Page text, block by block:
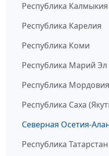
Республика Калмыкия
Республика Карелия
Республика Коми
Республика Марий Эл
Республика Мордовия
Республика Саха
Северная Осетия-
Республика Татарстан